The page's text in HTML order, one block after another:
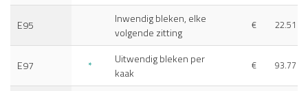
E95
Inwendig bleken, elke
volgende zitting
€ 22.51
E97 *
Uitwendig bleken per
kaak
€ 93.77